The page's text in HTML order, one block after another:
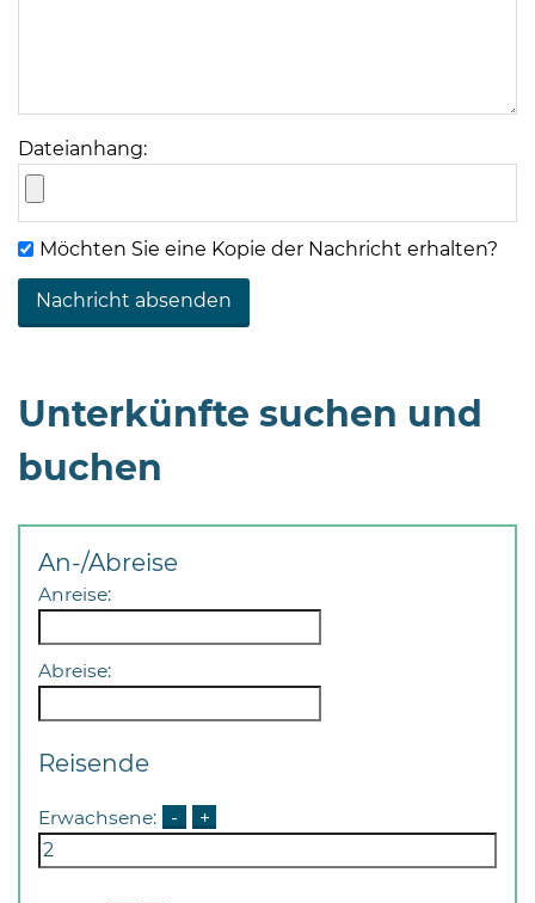
Uhr
und
18
Uhr
sowie
Öffnungszeiten
Vereinbarung.
Dateianhang:
Möchten Sie eine Kopie der Nachricht erhalten?
Unterkünfte suchen und
buchen
An-/Abreise
Anreise:
Abreise:
Reisende
Erwachsene: - +